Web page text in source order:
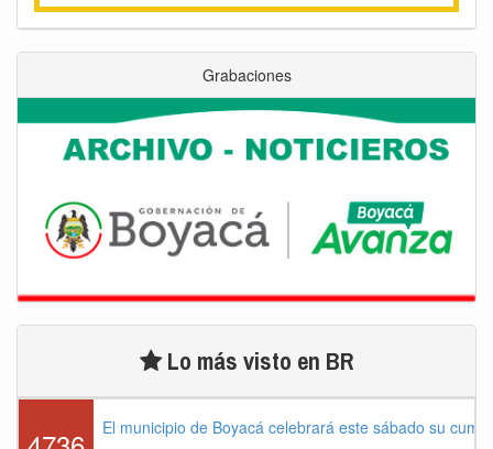
Grabaciones
Lo más visto en BR
El municipio de Boyacá celebrará este sábado su